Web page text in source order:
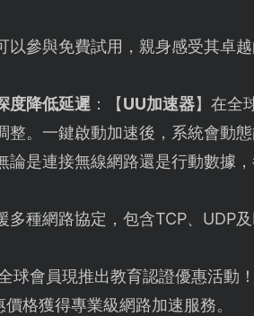
以參與免費試用，親身感受其卓
度降低延遲：【UU加速器】在全
整。一鍵啟動加速後，系統會動
論是連接無線網路還是行動數據
多種網路協定，包含TCP、UDP及
球會員現推出教育認證優惠活動
格獲得專業級網路加速服務。